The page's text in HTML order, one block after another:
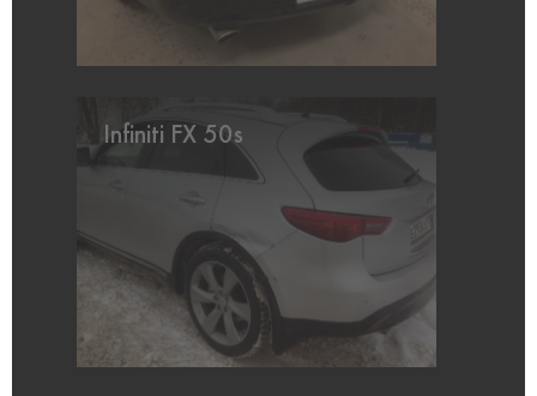
Infiniti FX 50s